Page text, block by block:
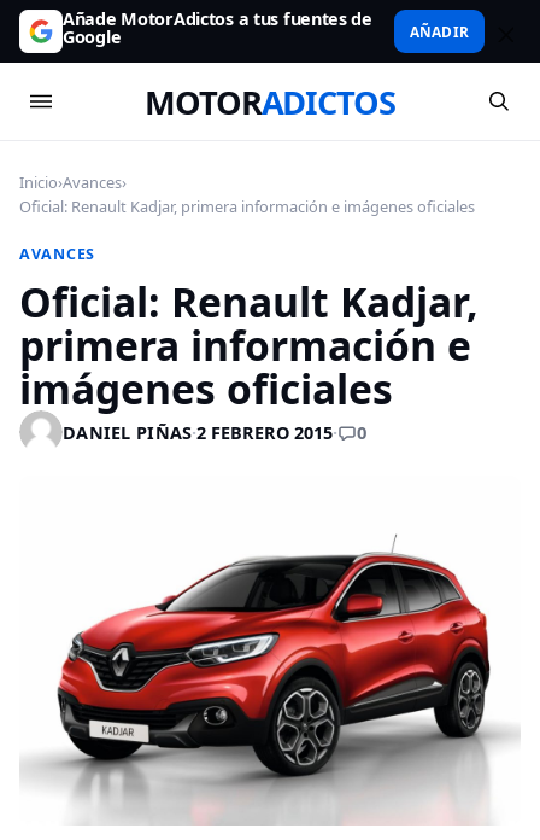
Añade MotorAdictos a tus fuentes de
Google AÑADIR
MOTORADICTOS
Inicio›Avances›
Oficial: Renault Kadjar, primera información e imágenes oficiales
AVANCES
Oficial: Renault Kadjar,
primera información e
imágenes oficiales
DANIEL PIÑAS·2 FEBRERO 2015· 0